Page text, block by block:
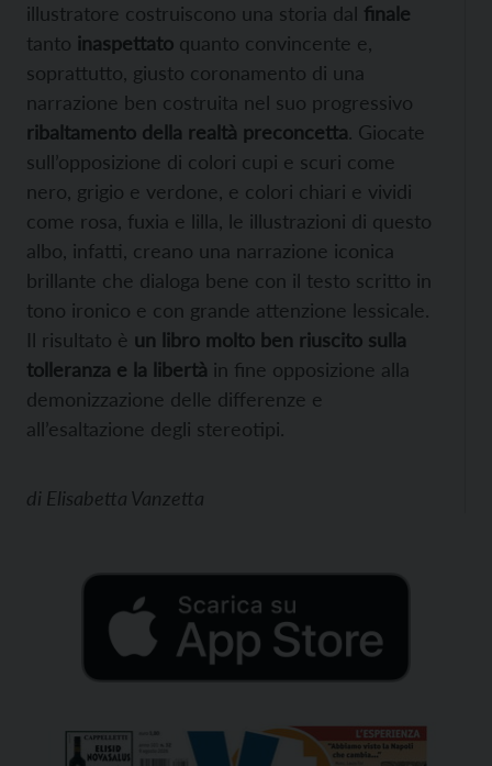
illustratore costruiscono una storia dal finale
tanto inaspettato quanto convincente e,
soprattutto, giusto coronamento di una
narrazione ben costruita nel suo progressivo
ribaltamento della realtà preconcetta. Giocate
sull’opposizione di colori cupi e scuri come
nero, grigio e verdone, e colori chiari e vividi
come rosa, fuxia e lilla, le illustrazioni di questo
albo, infatti, creano una narrazione iconica
brillante che dialoga bene con il testo scritto in
tono ironico e con grande attenzione lessicale.
Il risultato è un libro molto ben riuscito sulla
tolleranza e la libertà in fine opposizione alla
demonizzazione delle differenze e
all’esaltazione degli stereotipi.
di Elisabetta Vanzetta